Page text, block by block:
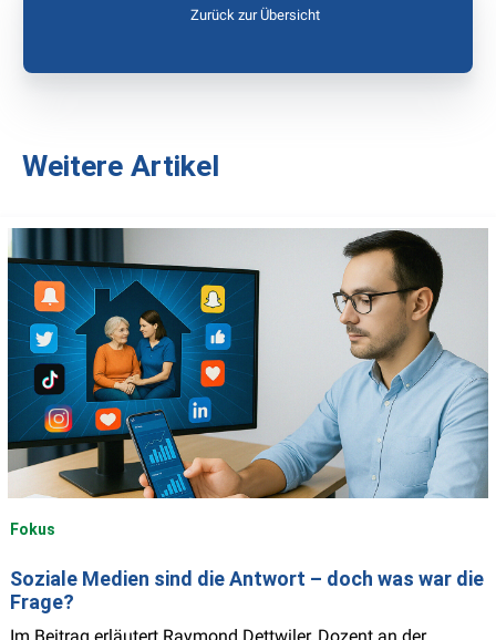
Zurück zur Übersicht
Weitere Artikel
Fokus
Soziale Medien sind die Antwort – doch was war die
Frage?